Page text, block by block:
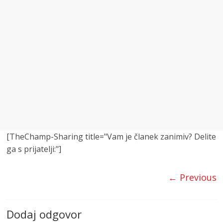
[TheChamp-Sharing title="Vam je članek zanimiv? Delite
ga s prijatelji:"]
← Previous
Dodaj odgovor